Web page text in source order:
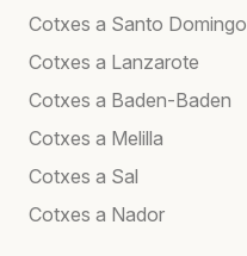
Cotxes a Santo Domingo
Cotxes a Lanzarote
Cotxes a Baden-Baden
Cotxes a Melilla
Cotxes a Sal
Cotxes a Nador